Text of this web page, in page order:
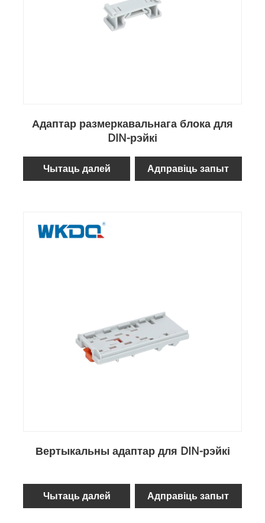
Адаптар размеркавальнага блока для
DIN-рэйкі
Чытаць далей Адправіць запыт
Вертыкальны адаптар для DIN-рэйкі
Чытаць далей Адправіць запыт